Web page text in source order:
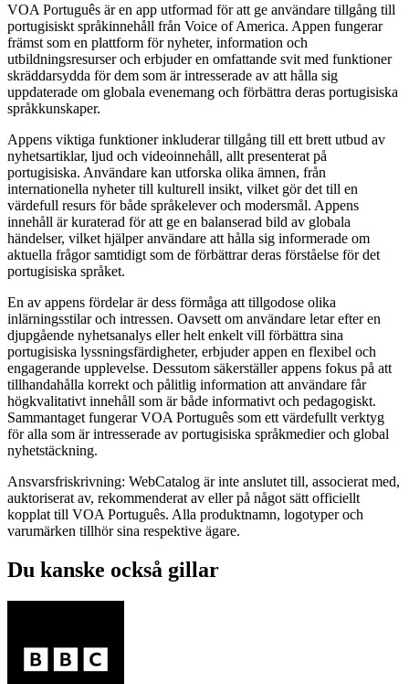
VOA Português är en app utformad för att ge användare tillgång till
portugisiskt språkinnehåll från Voice of America. Appen fungerar
främst som en plattform för nyheter, information och
utbildningsresurser och erbjuder en omfattande svit med funktioner
skräddarsydda för dem som är intresserade av att hålla sig
uppdaterade om globala evenemang och förbättra deras portugisiska
språkkunskaper.
Appens viktiga funktioner inkluderar tillgång till ett brett utbud av
nyhetsartiklar, ljud och videoinnehåll, allt presenterat på
portugisiska. Användare kan utforska olika ämnen, från
internationella nyheter till kulturell insikt, vilket gör det till en
värdefull resurs för både språkelever och modersmål. Appens
innehåll är kuraterad för att ge en balanserad bild av globala
händelser, vilket hjälper användare att hålla sig informerade om
aktuella frågor samtidigt som de förbättrar deras förståelse för det
portugisiska språket.
En av appens fördelar är dess förmåga att tillgodose olika
inlärningsstilar och intressen. Oavsett om användare letar efter en
djupgående nyhetsanalys eller helt enkelt vill förbättra sina
portugisiska lyssningsfärdigheter, erbjuder appen en flexibel och
engagerande upplevelse. Dessutom säkerställer appens fokus på att
tillhandahålla korrekt och pålitlig information att användare får
högkvalitativt innehåll som är både informativt och pedagogiskt.
Sammantaget fungerar VOA Português som ett värdefullt verktyg
för alla som är intresserade av portugisiska språkmedier och global
nyhetstäckning.
Ansvarsfriskrivning: WebCatalog är inte anslutet till, associerat med,
auktoriserat av, rekommenderat av eller på något sätt officiellt
kopplat till VOA Português. Alla produktnamn, logotyper och
varumärken tillhör sina respektive ägare.
Du kanske också gillar